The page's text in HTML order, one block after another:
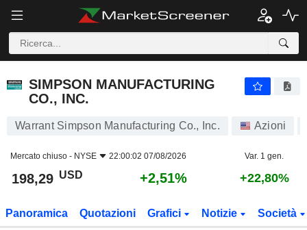
SIMPSON MANUFACTURING
CO., INC.
Warrant Simpson Manufacturing Co., Inc. Azioni
Mercato chiuso - NYSE 22:00:02 07/08/2026 Var. 1 gen.
198,29 USD +2,51% +22,80%
Panoramica Quotazioni Grafici Notizie Società